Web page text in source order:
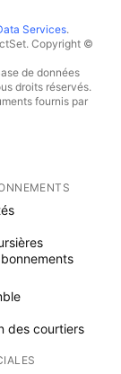
Services.
Copyright ©
de données
droits réservés.
fournis par
des courtiers